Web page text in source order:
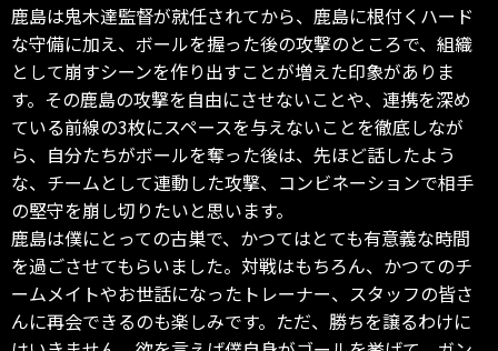
鹿島は鬼木達監督が就任されてから、鹿島に根付くハード
な守備に加え、ボールを握った後の攻撃のところで、組織
として崩すシーンを作り出すことが増えた印象がありま
す。その鹿島の攻撃を自由にさせないことや、連携を深め
ている前線の3枚にスペースを与えないことを徹底しなが
ら、自分たちがボールを奪った後は、先ほど話したよう
な、チームとして連動した攻撃、コンビネーションで相手
の堅守を崩し切りたいと思います。
鹿島は僕にとっての古巣で、かつてはとても有意義な時間
を過ごさせてもらいました。対戦はもちろん、かつてのチ
ームメイトやお世話になったトレーナー、スタッフの皆さ
んに再会できるのも楽しみです。ただ、勝ちを譲るわけに